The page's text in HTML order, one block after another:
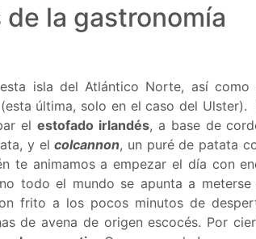
la gastronomía
isla del Atlántico Norte, así como
última, solo en el caso del Ulster).
el estofado irlandés, a base de
y elcolcannon, un puré de patata
te animamos a empezar el día con
todo el mundo se apunta a meterse
frito a los pocos minutos de
de avena de origen escocés. Por